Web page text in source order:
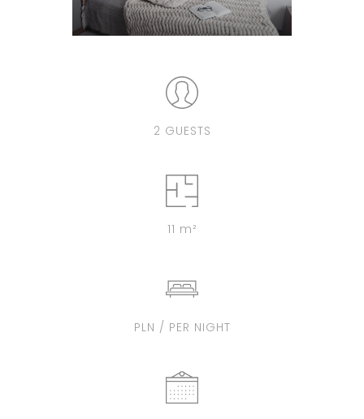
2 GUESTS
11 m²
PLN / PER NIGHT